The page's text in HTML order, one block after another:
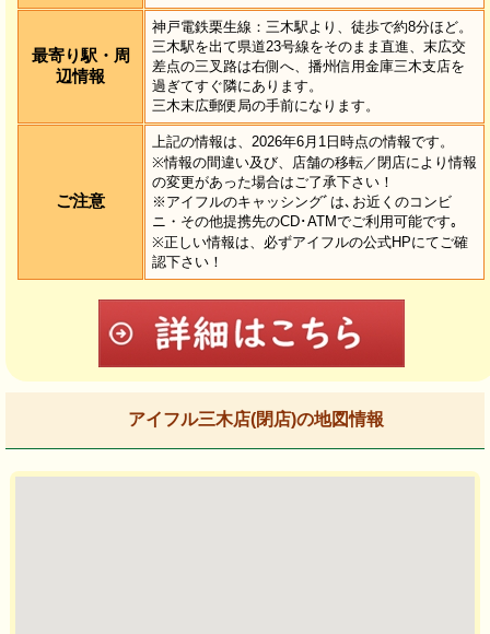
最寄り駅・周
辺情報
神戸電鉄栗生線：三木駅より、徒歩で約8分ほど。
三木駅を出て県道23号線をそのまま直進、末広交
差点の三叉路は右側へ、播州信用金庫三木支店を
過ぎてすぐ隣にあります。
三木末広郵便局の手前になります。
ご注意
上記の情報は、2026年6月1日時点の情報です。
※情報の間違い及び、店舗の移転／閉店により情報
の変更があった場合はご了承下さい！
※アイフルのキャッシングﾞは､お近くのコンビ
ニ・その他提携先のCD･ATMでご利用可能です｡
※正しい情報は、必ずアイフルの公式HPにてご確
認下さい！
アイフル三木店(閉店)の地図情報